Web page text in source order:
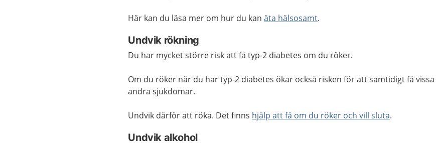
Här kan du läsa mer om hur du kanäta hälsosamt.
Undvik rökning
Du har mycket större risk att få typ-2 diabetes om du röker.
Om du röker när du har typ-2 diabetes ökar också risken för att samtidigt få vissa
andra sjukdomar.
Undvik därför att röka. Det finns hjälp att få om du röker och vill sluta.
Undvik alkohol